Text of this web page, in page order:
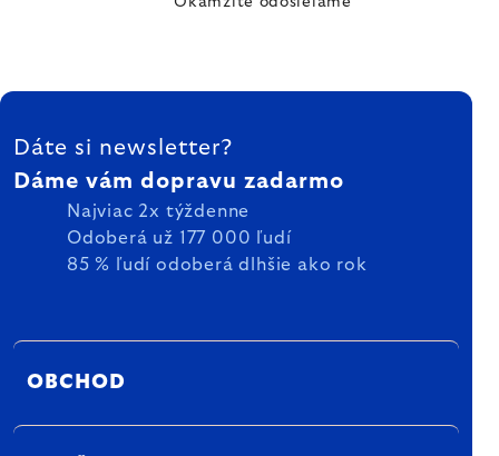
ZÁPÄTIE
Dáte si newsletter?
Dáme vám dopravu zadarmo
Najviac 2x týždenne
Odoberá už 177 000 ľudí
85 % ľudí odoberá dlhšie ako rok
OBCHOD